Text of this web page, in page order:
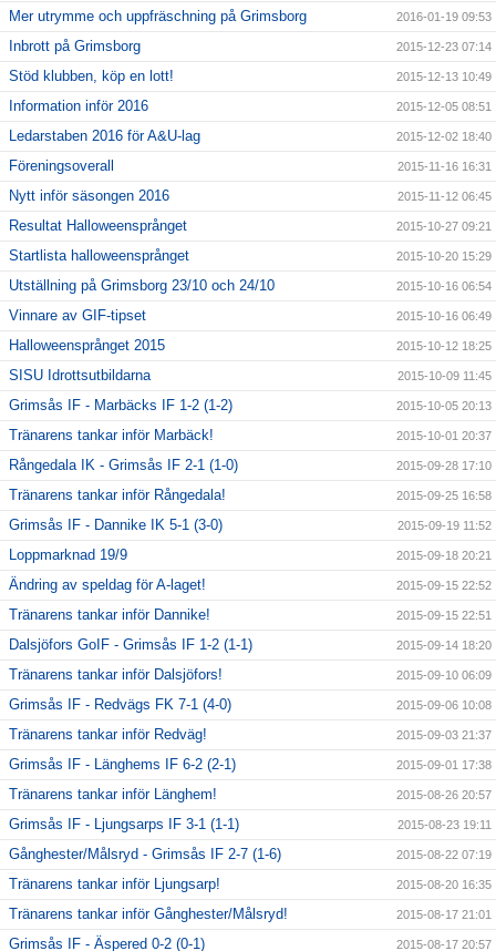
Mer utrymme och uppfräschning på Grimsborg 2016-01-19 09:53
Inbrott på Grimsborg 2015-12-23 07:14
Stöd klubben, köp en lott! 2015-12-13 10:49
Information inför 2016 2015-12-05 08:51
Ledarstaben 2016 för A&U-lag 2015-12-02 18:40
Föreningsoverall 2015-11-16 16:31
Nytt inför säsongen 2016 2015-11-12 06:45
Resultat Halloweensprånget 2015-10-27 09:21
Startlista halloweensprånget 2015-10-20 15:29
Utställning på Grimsborg 23/10 och 24/10 2015-10-16 06:54
Vinnare av GIF-tipset 2015-10-16 06:49
Halloweensprånget 2015 2015-10-12 18:25
SISU Idrottsutbildarna 2015-10-09 11:45
Grimsås IF - Marbäcks IF 1-2 (1-2) 2015-10-05 20:13
Tränarens tankar inför Marbäck! 2015-10-01 20:37
Rångedala IK - Grimsås IF 2-1 (1-0) 2015-09-28 17:10
Tränarens tankar inför Rångedala! 2015-09-25 16:58
Grimsås IF - Dannike IK 5-1 (3-0) 2015-09-19 11:52
Loppmarknad 19/9 2015-09-18 20:21
Ändring av speldag för A-laget! 2015-09-15 22:52
Tränarens tankar inför Dannike! 2015-09-15 22:51
Dalsjöfors GoIF - Grimsås IF 1-2 (1-1) 2015-09-14 18:20
Tränarens tankar inför Dalsjöfors! 2015-09-10 06:09
Grimsås IF - Redvägs FK 7-1 (4-0) 2015-09-06 10:08
Tränarens tankar inför Redväg! 2015-09-03 21:37
Grimsås IF - Länghems IF 6-2 (2-1) 2015-09-01 17:38
Tränarens tankar inför Länghem! 2015-08-26 20:57
Grimsås IF - Ljungsarps IF 3-1 (1-1) 2015-08-23 19:11
Gånghester/Målsryd - Grimsås IF 2-7 (1-6) 2015-08-22 07:19
Tränarens tankar inför Ljungsarp! 2015-08-20 16:35
Tränarens tankar inför Gånghester/Målsryd! 2015-08-17 21:01
Grimsås IF - Äspered 0-2 (0-1) 2015-08-17 20:57